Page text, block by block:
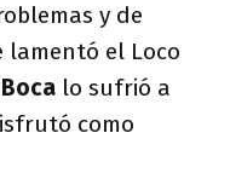
y de
lamentó el Loco
Boca lo sufrió a
como